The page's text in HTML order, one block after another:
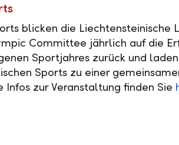
blicken die Liechtensteinische
Committee jährlich auf die
Sportjahres zurück und
Sports zu einer
Infos zur Veranstaltung finden Sie